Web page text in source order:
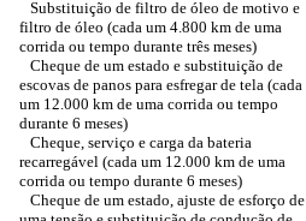
Substituição de filtro de óleo de motivo e
filtro de óleo (cada um 4.800 km de uma
corrida ou tempo durante três meses)
Cheque de um estado e substituição de
escovas de panos para esfregar de tela (cada
um 12.000 km de uma corrida ou tempo
durante 6 meses)
Cheque, serviço e carga da bateria
recarregável (cada um 12.000 km de uma
corrida ou tempo durante 6 meses)
Cheque de um estado, ajuste de esforço de